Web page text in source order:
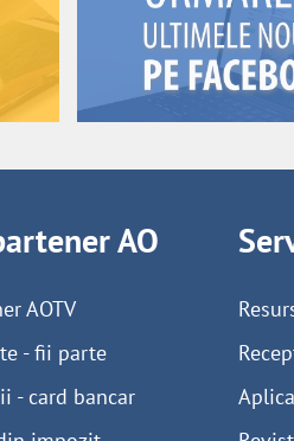
AO
AOTV
- fii parte
- card bancar